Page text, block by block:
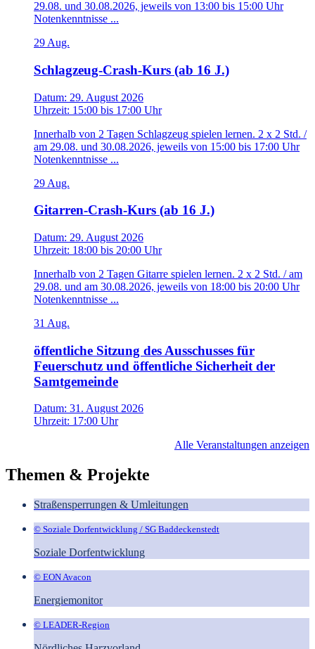
29.08. und 30.08.2026, jeweils von 13:00 bis 15:00 Uhr
Notenkenntnisse ...
29 Aug.
Schlagzeug-Crash-Kurs (ab 16 J.)
Datum: 29. August 2026
Uhrzeit: 15:00 bis 17:00 Uhr
Innerhalb von 2 Tagen Schlagzeug spielen lernen. 2 x 2 Std. /
am 29.08. und 30.08.2026, jeweils von 15:00 bis 17:00 Uhr
Notenkenntnisse ...
29 Aug.
Gitarren-Crash-Kurs (ab 16 J.)
Datum: 29. August 2026
Uhrzeit: 18:00 bis 20:00 Uhr
Innerhalb von 2 Tagen Gitarre spielen lernen. 2 x 2 Std. / am
29.08. und am 30.08.2026, jeweils von 18:00 bis 20:00 Uhr
Notenkenntnisse ...
31 Aug.
öffentliche Sitzung des Ausschusses für
Feuerschutz und öffentliche Sicherheit der
Samtgemeinde
Datum: 31. August 2026
Uhrzeit: 17:00 Uhr
Alle Veranstaltungen anzeigen
Themen & Projekte
Straßensperrungen & Umleitungen
© Soziale Dorfentwicklung / SG Baddeckenstedt
Soziale Dorfentwicklung
© EON Avacon
Energiemonitor
© LEADER-Region